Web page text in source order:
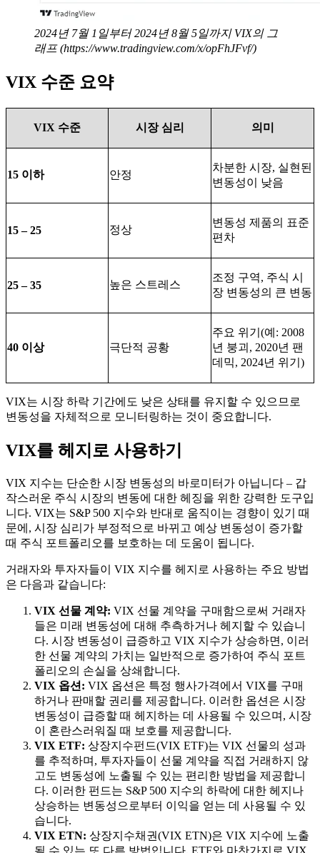
2024년 7월 1일부터 2024년 8월 5일까지 VIX의 그
래프 (https://www.tradingview.com/x/opFhJFvf/)
VIX 수준 요약
VIX 수준 시장 심리 의미
15 이하 안정
차분한 시장, 실현된
변동성이 낮음
15 – 25 정상
변동성 제품의 표준
편차
25 – 35 높은 스트레스
조정 구역, 주식 시
장 변동성의 큰 변동
40 이상 극단적 공황
주요 위기(예: 2008
년 붕괴, 2020년 팬
데믹, 2024년 위기)
VIX는 시장 하락 기간에도 낮은 상태를 유지할 수 있으므로
변동성을 자체적으로 모니터링하는 것이 중요합니다.
VIX를 헤지로 사용하기
VIX 지수는 단순한 시장 변동성의 바로미터가 아닙니다 – 갑
작스러운 주식 시장의 변동에 대한 헤징을 위한 강력한 도구입
니다. VIX는 S&P 500 지수와 반대로 움직이는 경향이 있기 때
문에, 시장 심리가 부정적으로 바뀌고 예상 변동성이 증가할
때 주식 포트폴리오를 보호하는 데 도움이 됩니다.
거래자와 투자자들이 VIX 지수를 헤지로 사용하는 주요 방법
은 다음과 같습니다:
VIX 선물 계약: VIX 선물 계약을 구매함으로써 거래자
들은 미래 변동성에 대해 추측하거나 헤지할 수 있습니
다. 시장 변동성이 급증하고 VIX 지수가 상승하면, 이러
한 선물 계약의 가치는 일반적으로 증가하여 주식 포트
폴리오의 손실을 상쇄합니다.
VIX 옵션: VIX 옵션은 특정 행사가격에서 VIX를 구매
하거나 판매할 권리를 제공합니다. 이러한 옵션은 시장
변동성이 급증할 때 헤지하는 데 사용될 수 있으며, 시장
이 혼란스러워질 때 보호를 제공합니다.
VIX ETF: 상장지수펀드(VIX ETF)는 VIX 선물의 성과
를 추적하며, 투자자들이 선물 계약을 직접 거래하지 않
고도 변동성에 노출될 수 있는 편리한 방법을 제공합니
다. 이러한 펀드는 S&P 500 지수의 하락에 대한 헤지나
상승하는 변동성으로부터 이익을 얻는 데 사용될 수 있
습니다.
VIX ETN: 상장지수채권(VIX ETN)은 VIX 지수에 노출